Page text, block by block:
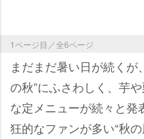
1ページ目／全6ページ
まだまだ暑い日が続くが
の秋”にふさわしく、芋
な定メニューが続々と発
狂的なファンが多い“秋